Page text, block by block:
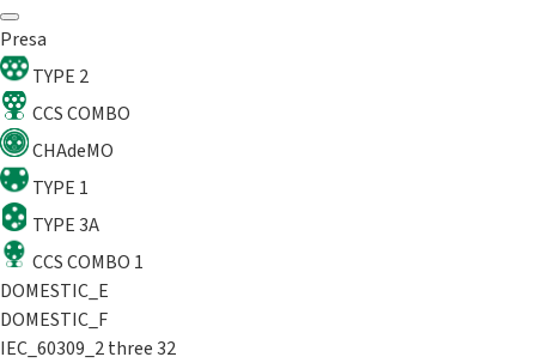
Presa
TYPE 2
CCS COMBO
CHAdeMO
TYPE 1
TYPE 3A
CCS COMBO 1
DOMESTIC_E
DOMESTIC_F
IEC_60309_2 three 32